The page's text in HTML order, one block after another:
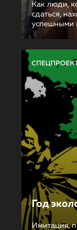
Как люди,
сдаться,
успешными
Год
Имитация,